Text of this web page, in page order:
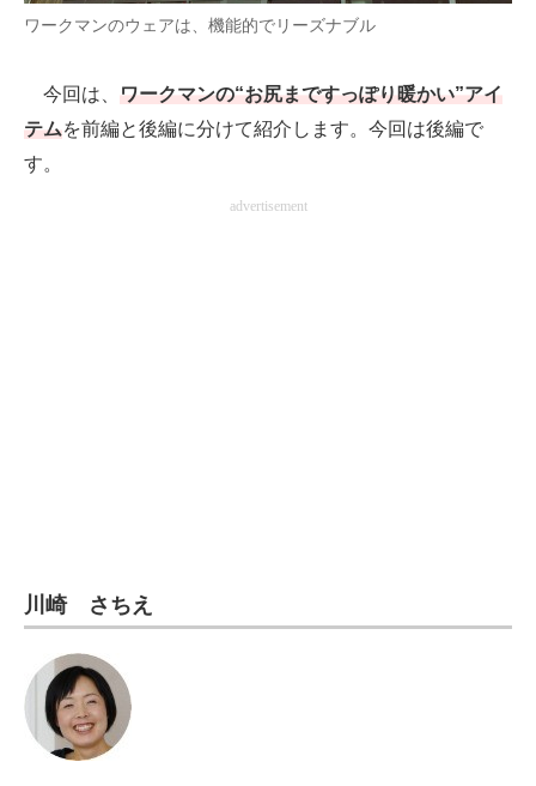
経営リーダーのコミュニティ
マーケ×ITの今がよく分かる
ITエンジニア向け専門サイト
ちょっと気になるネットの話題
ワークマンのウェアは、機能的でリーズナブル
今回は、 ワークマンの“お尻まですっぽり暖かい”アイ
テムを前編と後編に分けて紹介します。今回は後編で
す。
advertisement
川崎 さちえ